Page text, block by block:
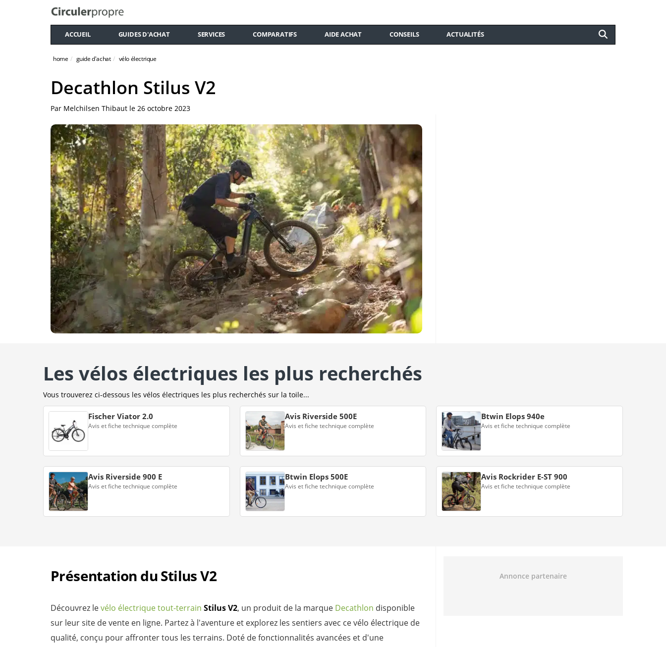
ACCUEIL GUIDES D'ACHAT SERVICES COMPARATIFS AIDE ACHAT CONSEILS ACTUALITÉS
home guide d'achat vélo électrique
Decathlon Stilus V2
Par Melchilsen Thibaut le 26 octobre 2023
Les vélos électriques les plus recherchés
Vous trouverez ci-dessous les vélos électriques les plus recherchés sur la toile...
Fischer Viator 2.0
Avis et fiche technique complète
Avis Riverside 500E
Avis et fiche technique complète
Btwin Elops 940e
Avis et fiche technique complète
Avis Riverside 900 E
Avis et fiche technique complète
Btwin Elops 500E
Avis et fiche technique complète
Avis Rockrider E-ST 900
Avis et fiche technique complète
Présentation du Stilus V2
Découvrez levélo électrique tout-terrain Stilus V2, un produit de la marque Decathlon disponible
sur leur site de vente en ligne. Partez à l'aventure et explorez les sentiers avec ce vélo électrique de
qualité, conçu pour affronter tous les terrains. Doté de fonctionnalités avancées et d'une
Annonce partenaire